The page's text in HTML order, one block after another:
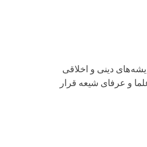
دینی و اخلاقی
و عرفای شیعه قرار